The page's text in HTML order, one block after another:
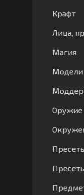
Крафт
Лица,
Магия
Модели
Оружие